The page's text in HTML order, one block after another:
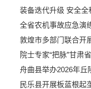
装备迭代升级 安全
全省农机事故应急演
敦煌市多部门联合开
院士专家“把脉”甘肃
舟曲县举办2026年丘
民乐县开展板蓝根起